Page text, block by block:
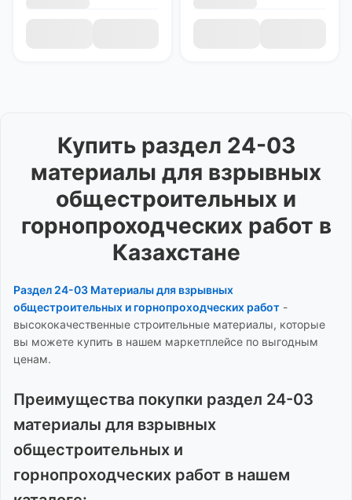
Купить раздел 24-03
материалы для взрывных
общестроительных и
горнопроходческих работ в
Казахстане
Раздел 24-03 Материалы для взрывных
общестроительных и горнопроходческих работ -
высококачественные строительные материалы, которые
вы можете купить в нашем маркетплейсе по выгодным
ценам.
Преимущества покупки раздел 24-03
материалы для взрывных
общестроительных и
горнопроходческих работ в нашем